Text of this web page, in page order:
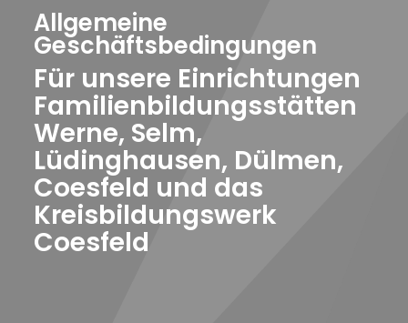
Allgemeine
Geschäftsbedingungen
Für unsere Einrichtungen
Familienbildungsstätten
Werne, Selm,
Lüdinghausen, Dülmen,
Coesfeld und das
Kreisbildungswerk
Coesfeld